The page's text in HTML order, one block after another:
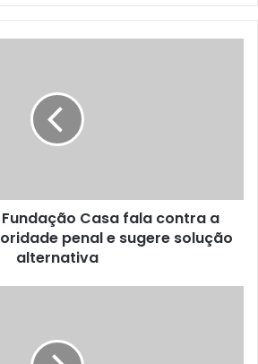
Casa fala contra a
penal e sugere solução
alternativa